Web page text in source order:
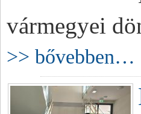
vármegyei
>> bővebben…